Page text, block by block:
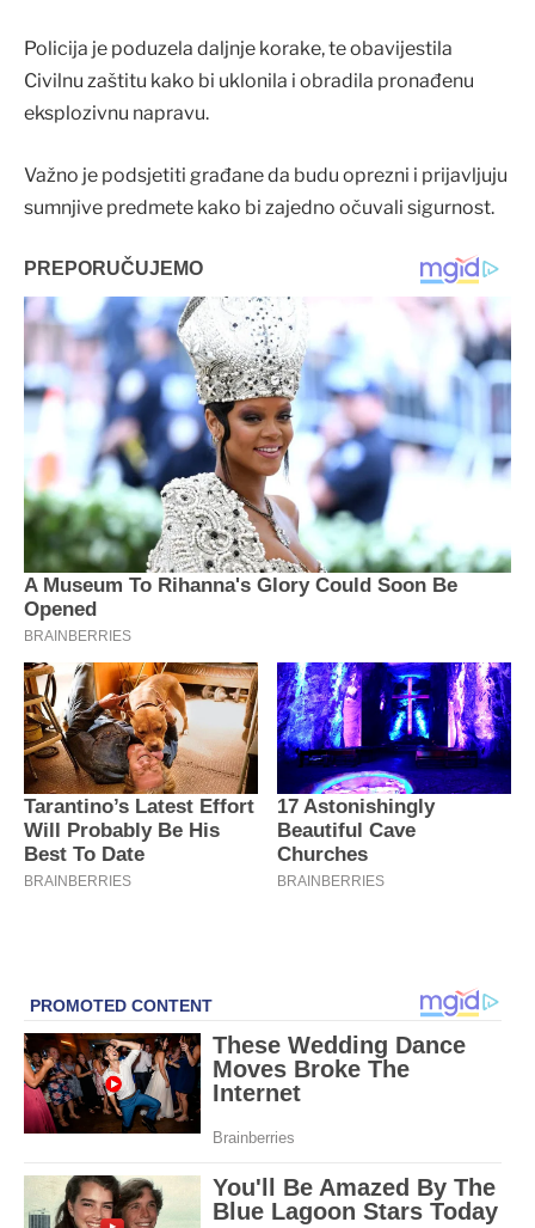
Policija je poduzela daljnje korake, te obavijestila
Civilnu zaštitu kako bi uklonila i obradila pronađenu
eksplozivnu napravu.
Važno je podsjetiti građane da budu oprezni i prijavljuju
sumnjive predmete kako bi zajedno očuvali sigurnost.